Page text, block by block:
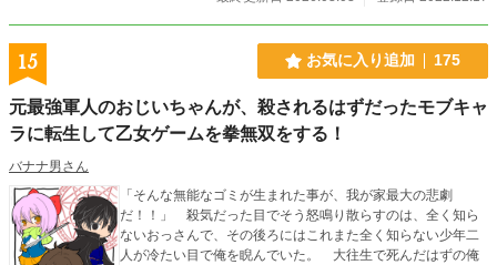
足を直していく予定です。修正できたお話のタイトルには⭐︎を
す。 表紙イラストは自分の下絵をGeminiにいじってもらい
ました。
15 お気に入り追加 175
元最強軍人のおじいちゃんが、殺されるはずだったモブキャ
ラに転生して乙女ゲームを拳無双をする！
バナナ男さん
「そんな無能なゴミが生まれた事が、我が家最大の悲劇
だ！！」 殺気だった目でそう怒鳴り散らすのは、全く知ら
ないおっさんで、その後ろにはこれまた全く知らない少年二
人が冷たい目で俺を睨んでいた。 大往生で死んだはずの俺